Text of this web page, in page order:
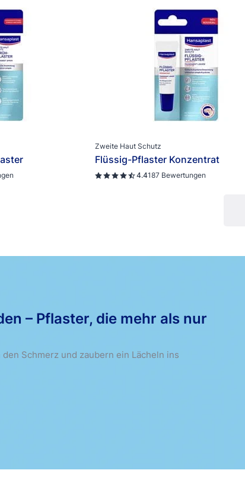
Zweite Haut Schutz
Flüssig-Pflaster Konzentrat
4.4187 Bewertungen
– Pflaster, die mehr als nur
Schmerz und zaubern ein Lächeln ins